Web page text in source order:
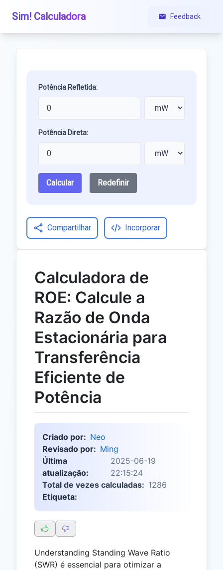
Sim! Calculadora Feedback
Potência Refletida:
Potência Direta:
Calcular Redefinir
Compartilhar Incorporar
Calculadora de
ROE: Calcule a
Razão de Onda
Estacionária para
Transferência
Eficiente de
Potência
Criado por: Neo
Revisado por: Ming
Última
atualização:
2025-06-19
22:15:24
Total de vezes calculadas: 1286
Etiqueta:
Understanding Standing Wave Ratio
(SWR) é essencial para otimizar a